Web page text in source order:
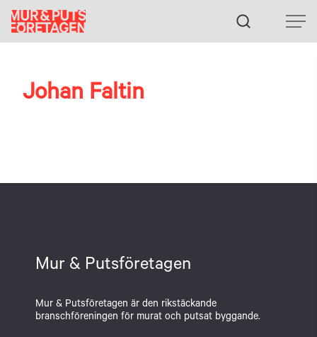
Fortsätt
till
innehållet
Johan Faltin
Mur & Putsföretagen
Mur & Putsföretagen är den rikstäckande
branschföreningen för murat och putsat byggande.